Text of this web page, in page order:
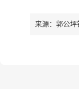
来源：郭公坪